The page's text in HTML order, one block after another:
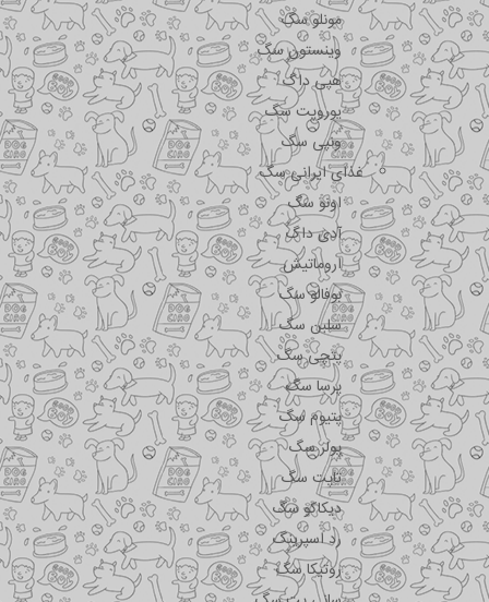
مونلو سگ
وینستون سگ
هپی داگ
یوروپت سگ
ونپی سگ
غذای ایرانی سگ
اونو سگ
آدی داگ
اروماتیش
بوفالو سگ
سلبن سگ
پتچی سگ
پرسا سگ
پتیوم سگ
پولر سگ
تاپت سگ
دیکاکو سگ
رد اسپرینگ
روتیکا سگ